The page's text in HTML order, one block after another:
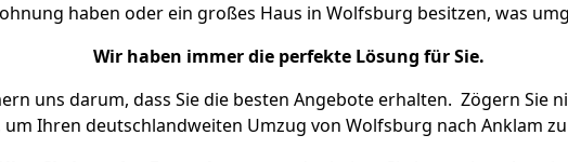
haben oder ein großes Haus in Wolfsburg besitzen, was
Wir haben immer die perfekte Lösung für Sie.
uns darum, dass Sie die besten Angebote erhalten. Zögern Sie
um Ihren deutschlandweiten Umzug von Wolfsburg nach Anklam